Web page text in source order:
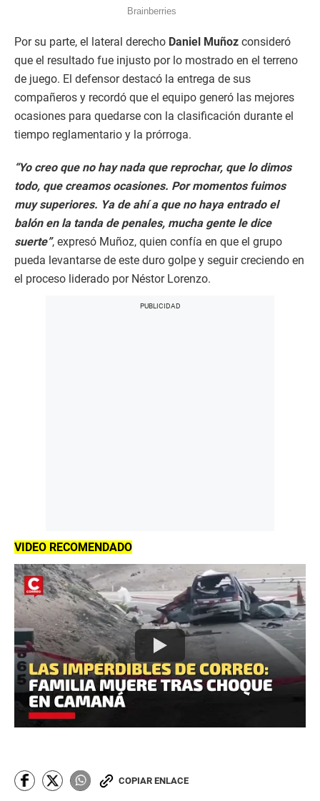
Por su parte, el lateral derecho Daniel Muñoz consideró
que el resultado fue injusto por lo mostrado en el terreno
de juego. El defensor destacó la entrega de sus
compañeros y recordó que el equipo generó las mejores
ocasiones para quedarse con la clasificación durante el
tiempo reglamentario y la prórroga.
“Yo creo que no hay nada que reprochar, que lo dimos
todo, que creamos ocasiones. Por momentos fuimos
muy superiores. Ya de ahí a que no haya entrado el
balón en la tanda de penales, mucha gente le dice
suerte”, expresó Muñoz, quien confía en que el grupo
pueda levantarse de este duro golpe y seguir creciendo en
el proceso liderado por Néstor Lorenzo.
VIDEO RECOMENDADO
COPIAR ENLACE